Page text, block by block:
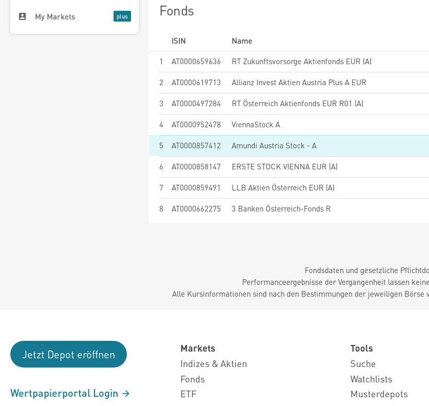
My Markets Fonds
ISIN Name
1
AT0000659636 RT Zukunftsvorsorge Aktienfonds EUR (A)
2 AT0000619713 Allianz Invest Aktien Austria Plus A EUR
3 AT0000497284 RT Österreich Aktienfonds EUR R01 (A)
4 AT0000952478 ViennaStock A
5 AT0000857412 Amundi Austria Stock - A
6 AT0000858147 ERSTE STOCK VIENNA EUR (A)
7 AT0000859491 LLB Aktien Österreich EUR (A)
8 AT0000662275 3 Banken Österreich-Fonds R
Fondsdaten und gesetzliche
Performanceergebnisse der Vergangenheit lassen
Alle Kursinformationen sind nach den Bestimmungen der jeweiligen Börse
Jetzt Depot eröffnen
Wertpapierportal Login
Markets
Indizes & Aktien
Fonds
ETF
Tools
Suche
Watchlists
Musterdepots